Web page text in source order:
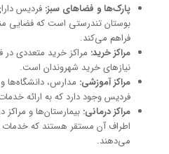
پارک‌ها و فضاهای سبز: فردیس
بوستان تندرستی است که فضایی
فراهم می‌کند.
مراکز خرید: مراکز خرید متعددی
نیازهای خرید شهروندان است.
مراکز آموزشی: مدارس، دانشگاه‌ها
فردیس وجود دارد که به ارائه
مراکز درمانی: بیمارستان‌ها و
اطراف آن مستقر هستند که خدمات
می‌دهند.